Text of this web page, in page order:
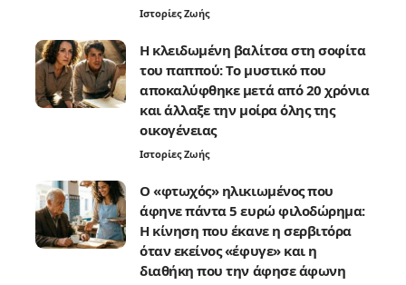
Ιστορίες Ζωής
Η κλειδωμένη βαλίτσα στη σοφίτα
του παππού: Το μυστικό που
αποκαλύφθηκε μετά από 20 χρόνια
και άλλαξε την μοίρα όλης της
οικογένειας
Ιστορίες Ζωής
Ο «φτωχός» ηλικιωμένος που
άφηνε πάντα 5 ευρώ φιλοδώρημα:
Η κίνηση που έκανε η σερβιτόρα
όταν εκείνος «έφυγε» και η
διαθήκη που την άφησε άφωνη